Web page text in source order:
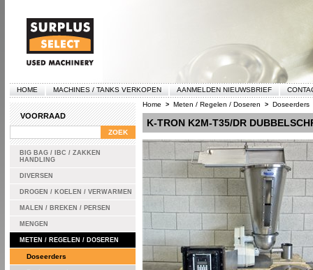
HOME MACHINES / TANKS VERKOPEN AANMELDEN NIEUWSBRIEF
VOORRAAD
BIG BAG / IBC / ZAKKEN
HANDLING
DIVERSEN
DROGEN / KOELEN / VERWARMEN
MALEN / BREKEN / PERSEN
MENGEN
METEN / REGELEN / DOSEREN
Doseerders
Home > Meten / Regelen / Doseren > Doseerders
K-TRON K2M-T35/DR